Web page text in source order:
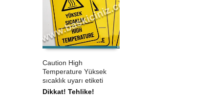
ÜRÜN SATIN AL
QUICK VIEW
Caution High
Temperature Yüksek
sıcaklık uyarı etiketi
Dikkat! Tehlike!